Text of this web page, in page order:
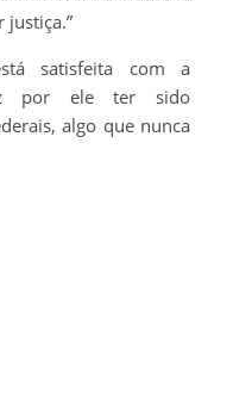
satisfeita com a
por ele ter sido
algo que nunca